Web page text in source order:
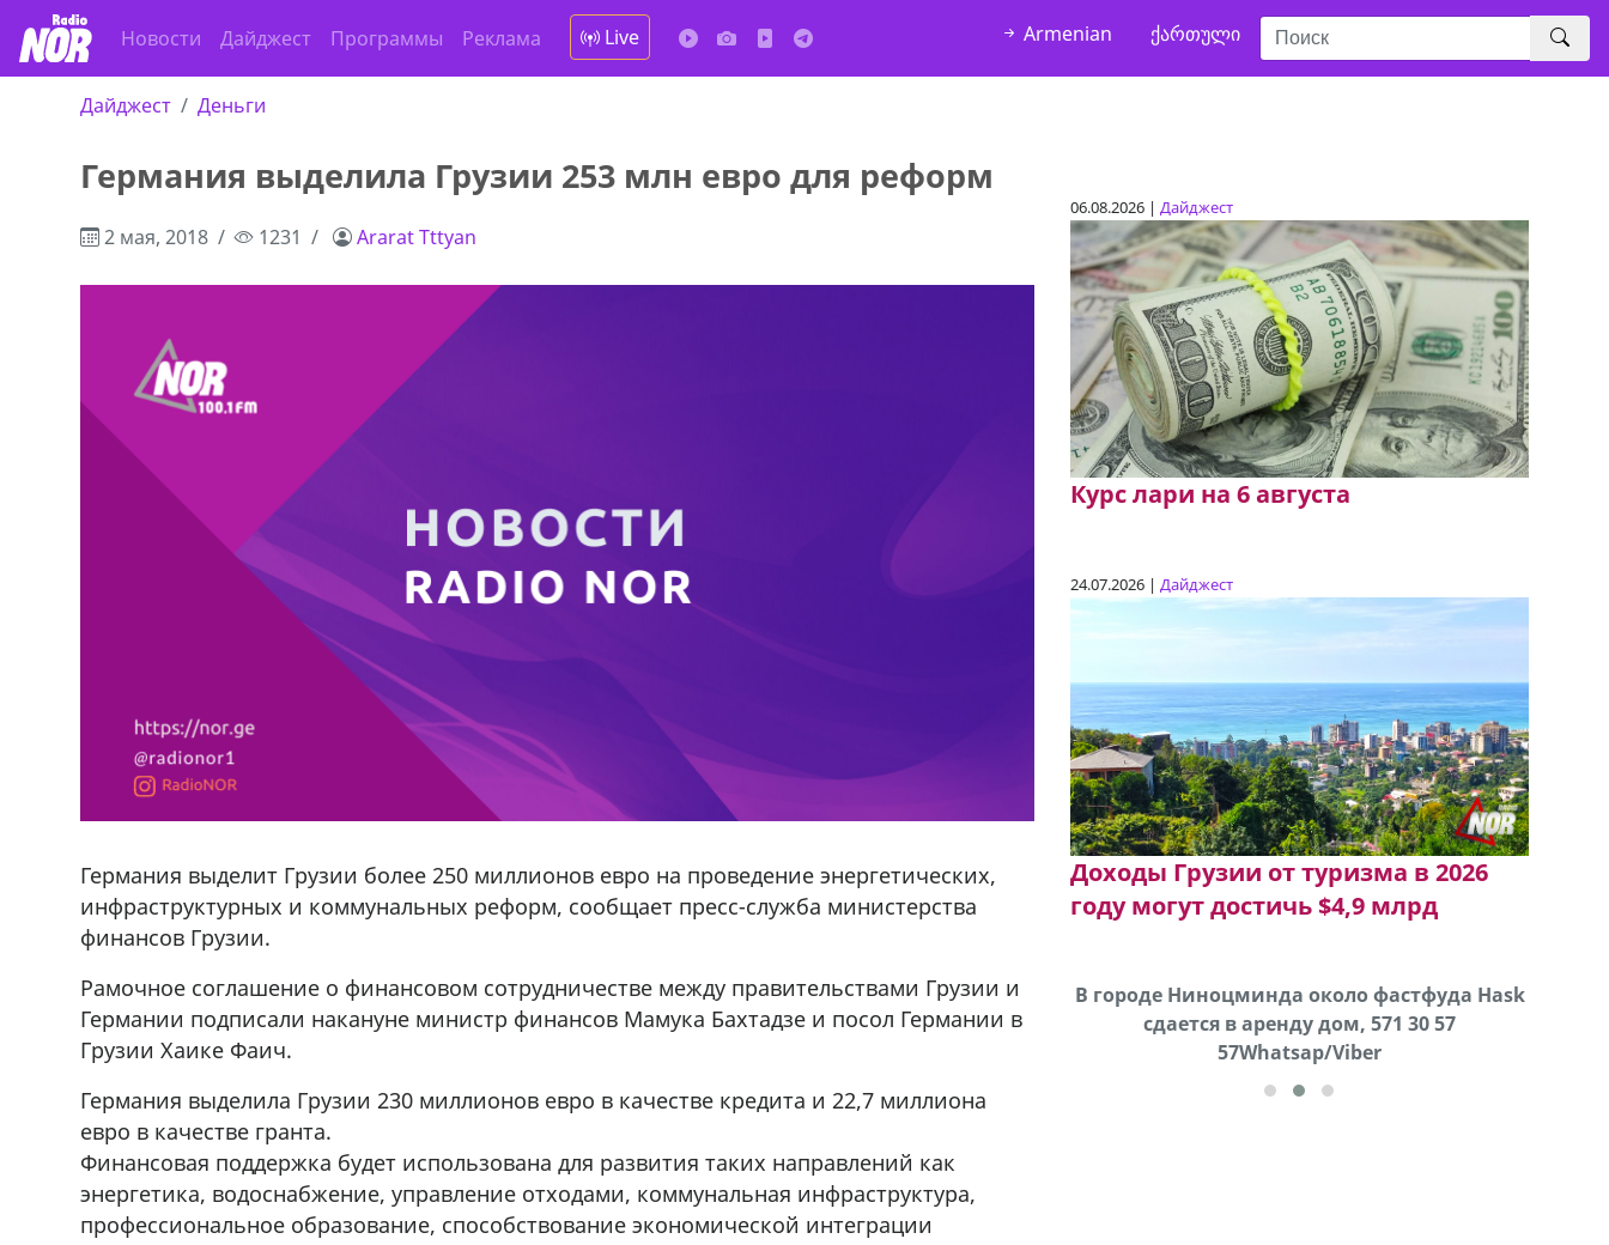
Новости Дайджест Программы Реклама Live Armenian ქართული
Дайджест Деньги
Германия выделила Грузии 253 млн евро для реформ
2 мая, 2018 1231 Ararat Tttyan
Германия выделит Грузии более 250 миллионов евро на проведение энергетических,
инфраструктурных и коммунальных реформ, сообщает пресс-служба министерства
финансов Грузии.
Рамочное соглашение о финансовом сотрудничестве между правительствами Грузии и
Германии подписали накануне министр финансов Мамука Бахтадзе и посол Германии в
Грузии Хаике Фаич.
Германия выделила Грузии 230 миллионов евро в качестве кредита и 22,7 миллиона
евро в качестве гранта.
Финансовая поддержка будет использована для развития таких направлений как
энергетика, водоснабжение, управление отходами, коммунальная инфраструктура,
профессиональное образование, способствование экономической интеграции
06.08.2026 | Дайджест
Курс лари на 6 августа
24.07.2026 | Дайджест
Доходы Грузии от туризма в 2026
году могут достичь $4,9 млрд
30 57
Продается соль оптом и в розницу в
мешках, 500 22 47 42
В городе Ниноцминда около фастфуда Hask
cдается в аренду дом, 571 30 57
57Whatsap/Viber
Продается машина марки Prado,571 30 57
57Whatsap/Viber